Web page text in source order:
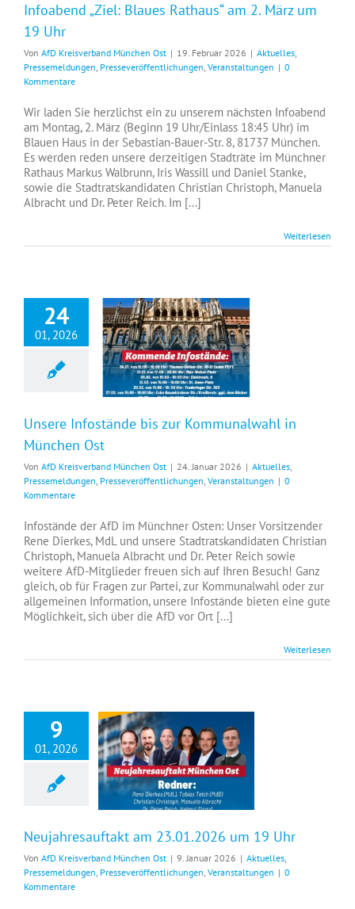
Infoabend „Ziel: Blaues Rathaus“ am 2. März um
19 Uhr
Von AfD Kreisverband München Ost | 19. Februar 2026 | Aktuelles,
Pressemeldungen, Presseveröffentlichungen, Veranstaltungen | 0
Kommentare
Wir laden Sie herzlichst ein zu unserem nächsten Infoabend
am Montag, 2. März (Beginn 19 Uhr/Einlass 18:45 Uhr) im
Blauen Haus in der Sebastian-Bauer-Str. 8, 81737 München.
Es werden reden unsere derzeitigen Stadträte im Münchner
Rathaus Markus Walbrunn, Iris Wassill und Daniel Stanke,
sowie die Stadtratskandidaten Christian Christoph, Manuela
Albracht und Dr. Peter Reich. Im [...]
Weiterlesen
24
01, 2026
Unsere Infostände bis zur Kommunalwahl in
München Ost
Von AfD Kreisverband München Ost | 24. Januar 2026 | Aktuelles
Pressemeldungen Presseveröffentlichungen Veranstaltungen | 0
Kommentare
Infostände der AfD im Münchner Osten: Unser Vorsitzender
Rene Dierkes, MdL und unsere Stadtratskandidaten Christian
Christoph, Manuela Albracht und Dr. Peter Reich sowie
weitere AfD-Mitglieder freuen sich auf Ihren Besuch! Ganz
gleich, ob für Fragen zur Partei, zur Kommunalwahl oder zur
allgemeinen Information, unsere Infostände bieten eine gute
Möglichkeit, sich über die AfD vor Ort [...]
Weiterlesen
9
01, 2026
Neujahresauftakt am 23.01.2026 um 19 Uhr
Von AfD Kreisverband München Ost | 9. Januar 2026 | Aktuelles,
Pressemeldungen, Presseveröffentlichungen, Veranstaltungen | 0
Kommentare